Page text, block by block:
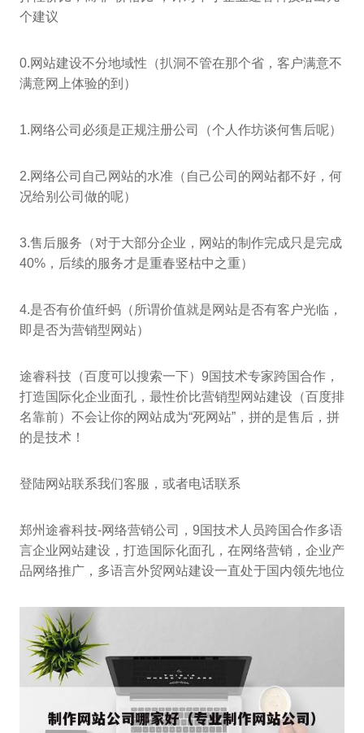
个建议
0.网站建设不分地域性（扒洞不管在那个省，客户满意不
满意网上体验的到）
1.网络公司必须是正规注册公司（个人作坊谈何售后呢）
2.网络公司自己网站的水准（自己公司的网站都不好，何
况给别公司做的呢）
3.售后服务（对于大部分企业，网站的制作完成只是完成
40%，后续的服务才是重春竖枯中之重）
4.是否有价值纤蚂（所谓价值就是网站是否有客户光临，
即是否为营销型网站）
途睿科技（百度可以搜索一下）9国技术专家跨国合作，
打造国际化企业面孔，最性价比营销型网站建设（百度排
名靠前）不会让你的网站成为“死网站”，拼的是售后，拼
的是技术！
登陆网站联系我们客服，或者电话联系
郑州途睿科技-网络营销公司，9国技术人员跨国合作多语
言企业网站建设，打造国际化面孔，在网络营销，企业产
品网络推广，多语言外贸网站建设一直处于国内领先地位